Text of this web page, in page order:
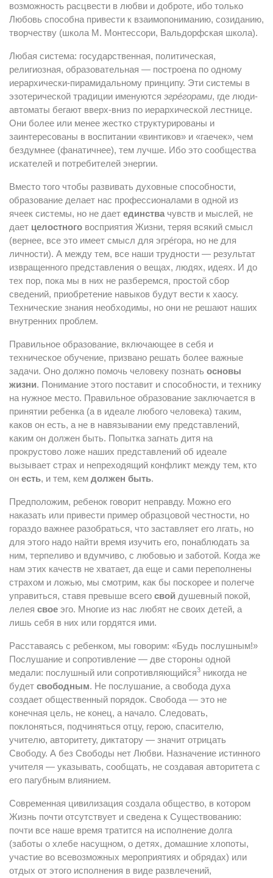
возможность расцвести в любви и доброте, ибо только
Любовь способна привести к взаимопониманию, созиданию,
творчеству (школа М. Монтессори, Вальдорфская школа).
Любая система: государственная, политическая,
религиозная, образовательная — построена по одному
иерархически-пирамидальному принципу. Эти системы в
эзотерической традиции именуются эгрéгорами, где люди-
автоматы бегают вверх-вниз по иерархической лестнице.
Они более или менее жестко структурированы и
заинтересованы в воспитании «винтиков» и «гаечек», чем
бездумнее (фанатичнее), тем лучше. Ибо это сообщества
искателей и потребителей энергии.
Вместо того чтобы развивать духовные способности,
образование делает нас профессионалами в одной из
ячеек системы, но не дает единства чувств и мыслей, не
дает целостного восприятия Жизни, теряя всякий смысл
(вернее, все это имеет смысл для эгрéгора, но не для
личности). А между тем, все наши трудности — результат
извращенного представления о вещах, людях, идеях. И до
тех пор, пока мы в них не разберемся, простой сбор
сведений, приобретение навыков будут вести к хаосу.
Технические знания необходимы, но они не решают наших
внутренних проблем.
Правильное образование, включающее в себя и
техническое обучение, призвано решать более важные
задачи. Оно должно помочь человеку познать основы
жизни. Понимание этого поставит и способности, и технику
на нужное место. Правильное образование заключается в
принятии ребенка (а в идеале любого человека) таким,
каков он есть, а не в навязывании ему представлений,
каким он должен быть. Попытка загнать дитя на
прокрустово ложе наших представлений об идеале
вызывает страх и непреходящий конфликт между тем, кто
он есть, и тем, кем должен быть.
Предположим, ребенок говорит неправду. Можно его
наказать или привести пример образцовой честности, но
гораздо важнее разобраться, что заставляет его лгать, но
для этого надо найти время изучить его, понаблюдать за
ним, терпеливо и вдумчиво, с любовью и заботой. Когда же
нам этих качеств не хватает, да еще и сами переполнены
страхом и ложью, мы смотрим, как бы поскорее и полегче
управиться, ставя превыше всего свой душевный покой,
лелея свое эго. Многие из нас любят не своих детей, а
лишь себя в них или гордятся ими.
Расставаясь с ребенком, мы говорим: «Будь послушным!»
Послушание и сопротивление — две стороны одной
медали: послушный или сопротивляющийся3 никогда не
будет свободным. Не послушание, а свобода духа
создает общественный порядок. Свобода — это не
конечная цель, не конец, а начало. Следовать,
поклоняться, подчиняться отцу, герою, спасителю,
учителю, авторитету, диктатору — значит отрицать
Свободу. А без Свободы нет Любви. Назначение истинного
учителя — указывать, сообщать, не создавая авторитета с
его пагубным влиянием.
Современная цивилизация создала общество, в котором
Жизнь почти отсутствует и сведена к Существованию:
почти все наше время тратится на исполнение долга
(заботы о хлебе насущном, о детях, домашние хлопоты,
участие во всевозможных мероприятиях и обрядах) или
отдых от этого исполнения в виде развлечений,